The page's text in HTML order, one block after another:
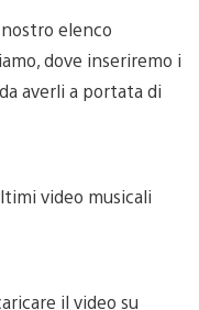
nostro elenco
dove inseriremo i
averli a portata di
video musicali
il video su